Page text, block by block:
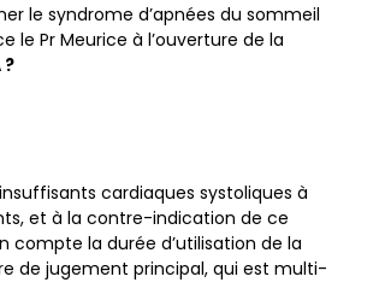
le syndrome d’apnées du sommeil
le Pr Meurice à l’ouverture de la
cardiaques systoliques à
et à la contre-indication de ce
compte la durée d’utilisation de la
de jugement principal, qui est multi-